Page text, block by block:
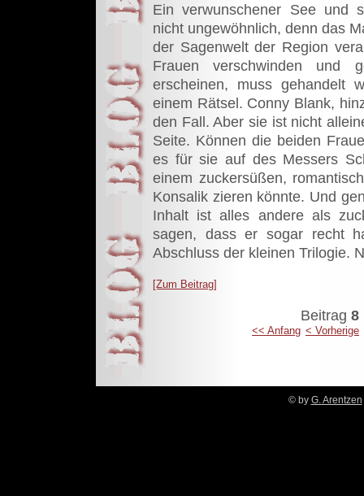
Ein verwunschener See und
nicht ungewöhnlich, denn das
der Sagenwelt der Region
Frauen verschwinden und
erscheinen, muss gehandelt
einem Rätsel. Conny Blank,
den Fall. Aber sie ist nicht
Seite. Können die beiden
es für sie auf des Messers
einem zuckersüßen,
Konsalik zieren könnte. Und
Inhalt ist alles andere als
sagen, dass er sogar recht
Abschluss der kleinen Trilogie.
[Zum Beitrag]
Beitrag 8
<< Anfang < Vorherige
© by G. Arentzen